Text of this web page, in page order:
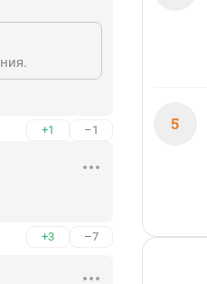
+1 –1
+3 –7
5